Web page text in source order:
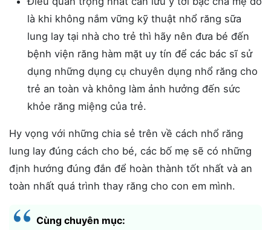
là khi không nắm vững kỹ thuật nhổ răng sữa
lung lay tại nhà cho trẻ thì hãy nên đưa bé đến
bệnh viện răng hàm mặt uy tín để các bác sĩ sử
dụng những dụng cụ chuyên dụng nhổ răng cho
trẻ an toàn và không làm ảnh hưởng đến sức
khỏe răng miệng của trẻ.
Hy vọng với những chia sẻ trên về cách nhổ răng
lung lay đúng cách cho bé, các bố mẹ sẽ có những
định hướng đúng đắn để hoàn thành tốt nhất và an
toàn nhất quá trình thay răng cho con em mình.
Cùng chuyên mục: